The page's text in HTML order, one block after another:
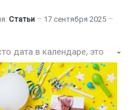
Статьи
17 сентября 2025
дата в календаре, это